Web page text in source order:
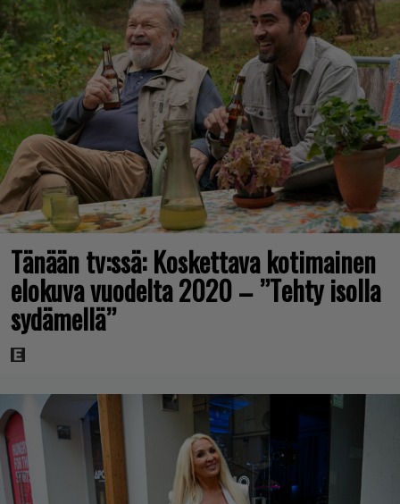
Tänään tv:ssä: Koskettava kotimainen
elokuva vuodelta 2020 – ”Tehty isolla
sydämellä”